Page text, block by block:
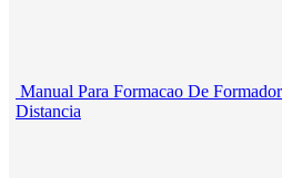
Manual Para Formacao De
Distancia